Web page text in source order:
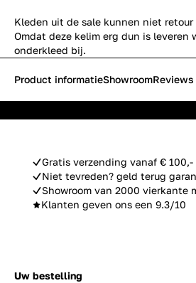
Kleden uit de sale kunnen niet retour
Omdat deze kelim erg dun is leveren
onderkleed bij.
Gratis verzending vanaf € 100,-
Niet tevreden? geld terug
Showroom van 2000 vierkante
Klanten geven ons een 9.3/10
Product informatieShowroomReviews
Uw bestelling